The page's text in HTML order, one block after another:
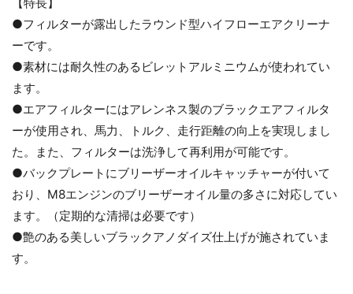
●フィルターが露出したラウンド型ハイフローエアクリーナ
ーです。
●素材には耐久性のあるビレットアルミニウムが使われてい
ます。
●エアフィルターにはアレンネス製のブラックエアフィルタ
ーが使用され、馬力、トルク、走行距離の向上を実現しまし
た。また、フィルターは洗浄して再利用が可能です。
●バックプレートにブリーザーオイルキャッチャーが付いて
おり、M8エンジンのブリーザーオイル量の多さに対応してい
ます。（定期的な清掃は必要です）
●艶のある美しいブラックアノダイズ仕上げが施されていま
す。